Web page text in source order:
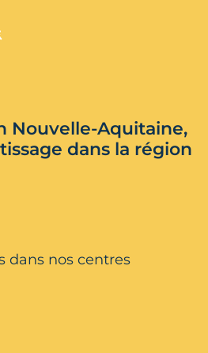
Nouvelle-Aquitaine,
dans la région
dans nos centres